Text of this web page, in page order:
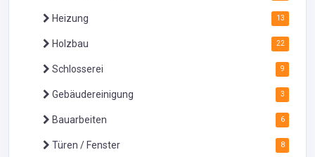
Heizung 13
Holzbau 22
Schlosserei 9
Gebäudereinigung 3
Bauarbeiten 6
Türen / Fenster 8